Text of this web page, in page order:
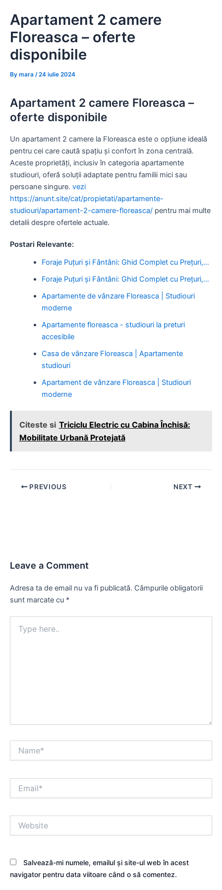
content
Apartament 2 camere
Floreasca – oferte
disponibile
By mara /24 iulie 2024
Apartament 2 camere Floreasca –
oferte disponibile
Un apartament 2 camere la Floreasca este o opțiune ideală
pentru cei care caută spațiu și confort în zona centrală.
Aceste proprietăți, inclusiv în categoria apartamente
studiouri, oferă soluții adaptate pentru familii mici sau
persoane singure. vezi
https://anunt.site/cat/propietati/apartamente-
studiouri/apartament-2-camere-floreasca/ pentru mai multe
detalii despre ofertele actuale.
Postari Relevante:
Foraje Puțuri și Fântâni: Ghid Complet cu Prețuri,…
Foraje Puțuri și Fântâni: Ghid Complet cu Prețuri,…
Apartamente de vânzare Floreasca | Studiouri
moderne
Apartamente floreasca - studiouri la preturi
accesibile
Casa de vânzare Floreasca | Apartamente
studiouri
Apartament de vânzare Floreasca | Studiouri
moderne
Citeste si Triciclu Electric cu Cabina Închisă:
Mobilitate Urbană Protejată
Post PREVIOUS NEXT
Leave a Comment
Adresa ta de email nu va fi publicată. Câmpurile obligatorii
sunt marcate cu *
here..
Salvează-mi numele, emailul și site-ul web în acest
navigator pentru data viitoare când o să comentez.